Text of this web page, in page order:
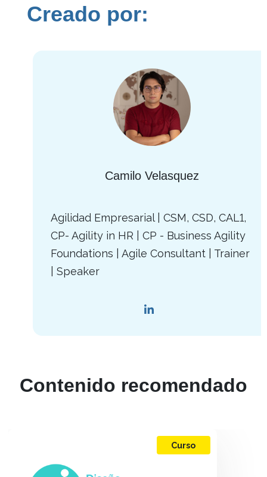
Creado por:
Camilo Velasquez
Agilidad Empresarial | CSM, CSD, CAL1,
CP- Agility in HR | CP - Business Agility
Foundations | Agile Consultant | Trainer
| Speaker
Contenido recomendado
Curso